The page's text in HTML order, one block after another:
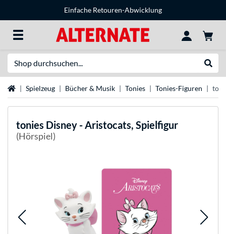
Einfache Retouren-Abwicklung
StartseiteSpielzeug Bücher & Musik Tonies Tonies-Figuren
tonies Disney - Aristocats, Spielfigur
(Hörspiel)